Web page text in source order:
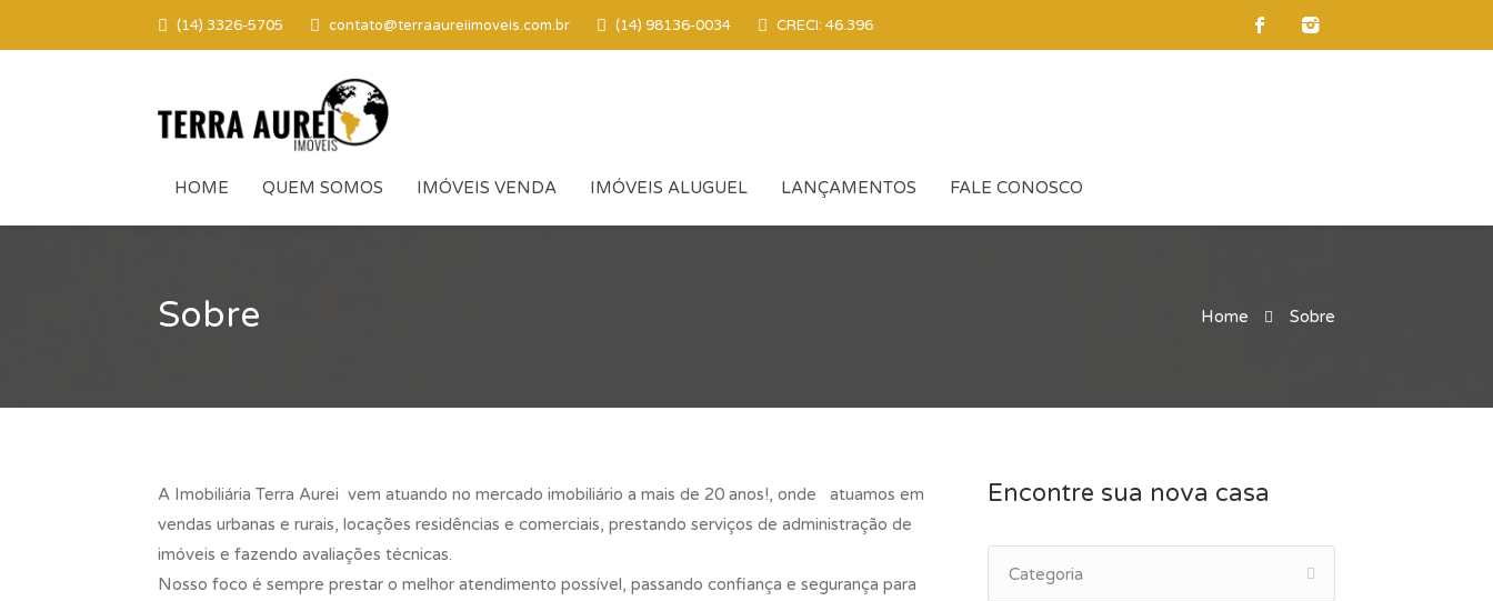
(14) 3326-5705 contato@terraaureiimoveis.com.br (14) 98136-0034 CRECI: 46.396
HOME QUEM SOMOS IMÓVEIS VENDA IMÓVEIS ALUGUEL LANÇAMENTOS FALE CONOSCO
Sobre Home Sobre
A Imobiliária Terra Aurei vem atuando no mercado imobiliário a mais de 20 anos!, onde atuamos em
vendas urbanas e rurais, locações residências e comerciais, prestando serviços de administração de
imóveis e fazendo avaliações técnicas.
Nosso foco é sempre prestar o melhor atendimento possível, passando confiança e segurança para
Encontre sua nova casa
Categoria